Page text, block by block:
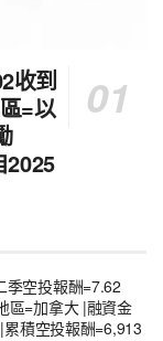
收到
=以
2025
季空投報酬=7.62
區=加拿大 |融資金
積空投報酬=6,913